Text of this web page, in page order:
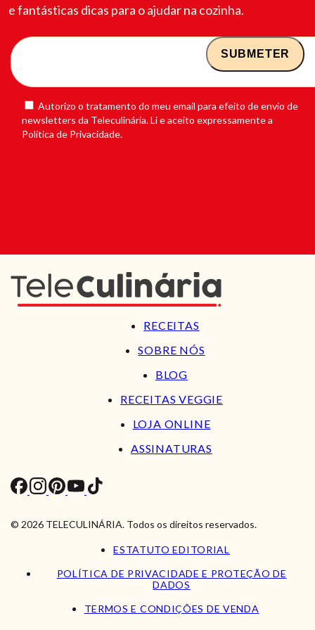
e fantásticas dicas para o ajudar na cozinha.
Autorizo o tratamento do meu email para efeito de envio de
newsletters da Teleculinária. Li e aceito expressamente a
Política de Privacidade.
RECEITAS
SOBRE NÓS
BLOG
RECEITAS VEGGIE
LOJA ONLINE
ASSINATURAS
© 2026 TELECULINÁRIA. Todos os direitos reservados.
ESTATUTO EDITORIAL
POLÍTICA DE PRIVACIDADE E PROTEÇÃO DE
DADOS
TERMOS E CONDIÇÕES DE VENDA